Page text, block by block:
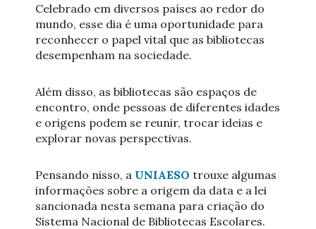
Celebrado em diversos países ao redor do
mundo, esse dia é uma oportunidade para
reconhecer o papel vital que as bibliotecas
desempenham na sociedade.
Além disso, as bibliotecas são espaços de
encontro, onde pessoas de diferentes idades
e origens podem se reunir, trocar ideias e
explorar novas perspectivas.
Pensando nisso, a UNIAESO trouxe algumas
informações sobre a origem da data e a lei
sancionada nesta semana para criação do
Sistema Nacional de Bibliotecas Escolares.